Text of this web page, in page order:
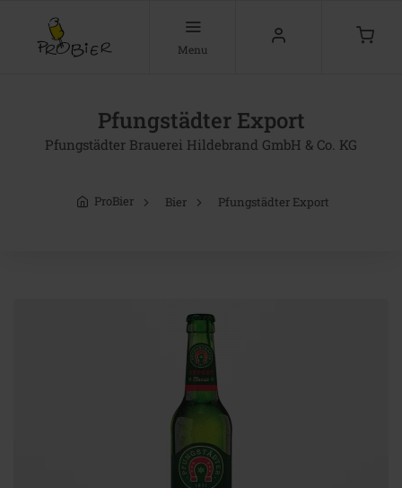
Menu
Pfungstädter Export
Pfungstädter Brauerei Hildebrand GmbH & Co. KG
ProBier Bier Pfungstädter Export